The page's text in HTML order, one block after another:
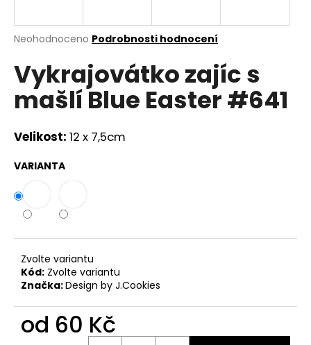
Průměrné
produktu
je
hvězdiček.
Neohodnoceno Podrobnosti hodnocení
Vykrajovátko zajíc s
mašlí Blue Easter #641
Velikost: 12 x 7,5cm
VARIANTA
Zvolte variantu
Kód: Zvolte variantu
Značka:Design by J.Cookies
od 60 Kč
j
t
?
D
o
p
o
č
u